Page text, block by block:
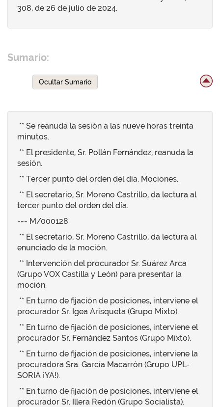
308, de 26 de julio de 2024.
Sumario:
Ocultar Sumario
** Se reanuda la sesión a las nueve horas treinta
minutos.
** El presidente, Sr. Pollán Fernández, reanuda la
sesión.
** Tercer punto del orden del día. Mociones.
** El secretario, Sr. Moreno Castrillo, da lectura al
tercer punto del orden del día.
--- M/000128
** El secretario, Sr. Moreno Castrillo, da lectura al
enunciado de la moción.
** Intervención del procurador Sr. Suárez Arca
(Grupo VOX Castilla y León) para presentar la
moción.
** En turno de fijación de posiciones, interviene el
procurador Sr. Igea Arisqueta (Grupo Mixto).
** En turno de fijación de posiciones, interviene el
procurador Sr. Fernández Santos (Grupo Mixto).
** En turno de fijación de posiciones, interviene la
procuradora Sra. García Macarrón (Grupo UPL-
SORIA ¡YA!).
** En turno de fijación de posiciones, interviene el
procurador Sr. Illera Redón (Grupo Socialista).